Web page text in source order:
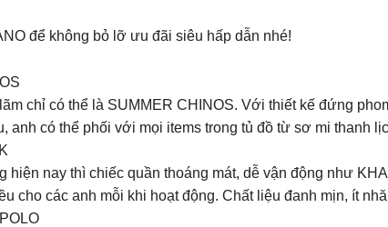
để không bỏ lỡ ưu đãi siêu hấp dẫn nhé!
chỉ có thể là SUMMER CHINOS. Với thiết kế đứng
anh có thể phối với mọi items trong tủ đồ từ sơ mi thanh
hiện nay thì chiếc quần thoáng mát, dễ vận động như
cho các anh mỗi khi hoạt động. Chất liệu đanh mịn, ít